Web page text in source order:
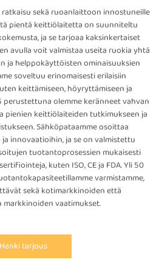
sekä ruoanlaittoon innostuneille
pientä keittiölaitetta on suunniteltu
ja se tarjoaa kaksinkertaiset
avulla voit valmistaa useita ruokia yhtä
ja helppokäyttöisten ominaisuuksien
soveltuu erinomaisesti erilaisiin
keittämiseen, höyryttämiseen ja
perustettuna olemme keränneet vahvan
pienien keittiölaiteiden tutkimukseen ja
Sähköpataamme osoittaa
innovaatioihin, ja se on valmistettu
tuotantoprosessien mukaisesti
kuten ISO, CE ja FDA. Yli 50
varmistamme,
sekä kotimarkkinoiden että
markkinoiden vaatimukset.
Hanki tarjous